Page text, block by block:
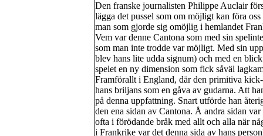
Den franske journalisten Philippe Auclair
lägga det pussel som om möjligt kan föra
man som gjorde sig omöjlig i hemlandet
Vem var denne Cantona som med sin
som man inte trodde var möjligt. Med sin
blev hans lite udda signum) och med en
spelet en ny dimension som fick såväl
Framförallt i England, där den primitiva
hans briljans som en gåva av gudarna. Att
på denna uppfattning. Snart utförde han
den ena sidan av Cantona. Å andra sidan
ofta i förödande bråk med allt och alla när
i Frankrike var det denna sida av hans